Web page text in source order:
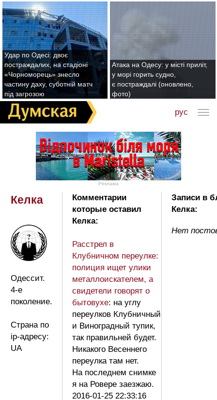
Удар по Одесі: двоє
постраждалих, на стадіоні
«Чорноморець» знесло
частину даху, суботній матч
під загрозою
Атака на Одесу: у місті приліт,
у морі горить судно,
є постраждалі (оновлено,
фото)
рус
Реклама
Келка
Одессит.
4-е
поколение.
Страна по
ip-адресу:
UA
Комментарии
которые оставил
Келка:
Расстрел в
Клубничном переулке:
полиция ищет улики
металлоискателем, а
свидетели говорят о
бытовухе: на углу
переулков Клубничный
и Виноградный тупик,
так правильней будет.
Никакого Весеннего
переулка там нет.
На последнем снимке
я на Ровере заезжаю.
2016-01-25 22:33:16
Записи в
Келка:
Нет